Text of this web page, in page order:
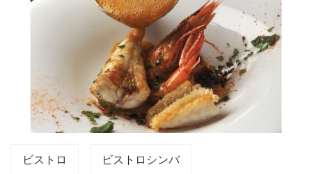
ビストロ ビストロシンバ